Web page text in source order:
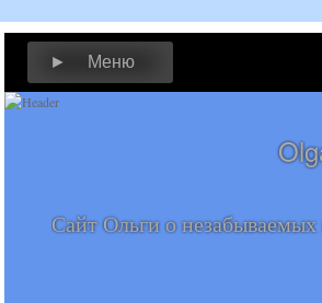
► Меню
Сайт Ольги о